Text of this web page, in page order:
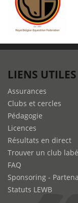
LIENS UTILES
Assurances
Clubs et cercles
Pédagogie
Licences
Résultats en direct
Trouver un club
FAQ
Sponsoring -
Statuts LEWB